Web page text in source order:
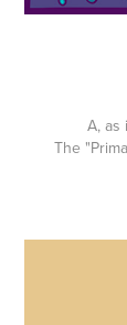
A, as
The